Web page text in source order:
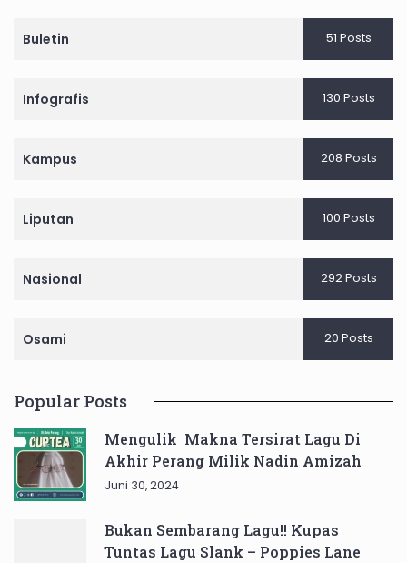
Buletin 51 Posts
Infografis 130 Posts
Kampus 208 Posts
Liputan 100 Posts
Nasional 292 Posts
Osami 20 Posts
Popular Posts
Mengulik Makna Tersirat Lagu Di
Akhir Perang Milik Nadin Amizah
Juni 30, 2024
Bukan Sembarang Lagu!! Kupas
Tuntas Lagu Slank – Poppies Lane